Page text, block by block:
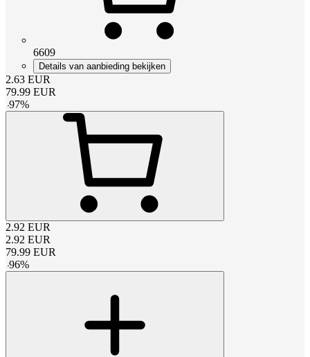
6609
Details van aanbieding bekijken
2.63 EUR
79.99 EUR
-97%
2.92 EUR
2.92 EUR
79.99 EUR
-96%